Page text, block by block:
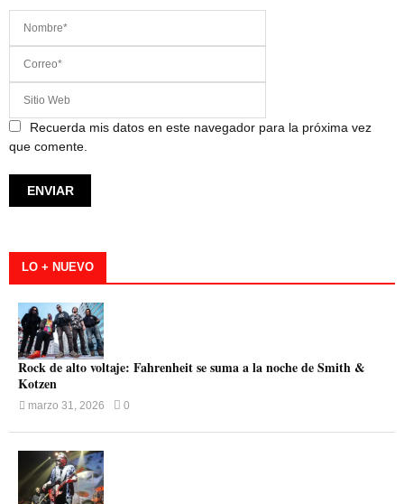
Recuerda mis datos en este navegador para la próxima vez
que comente.
LO + NUEVO
Rock de alto voltaje: Fahrenheit se suma a la noche de Smith &
Kotzen
marzo 31, 2026 0